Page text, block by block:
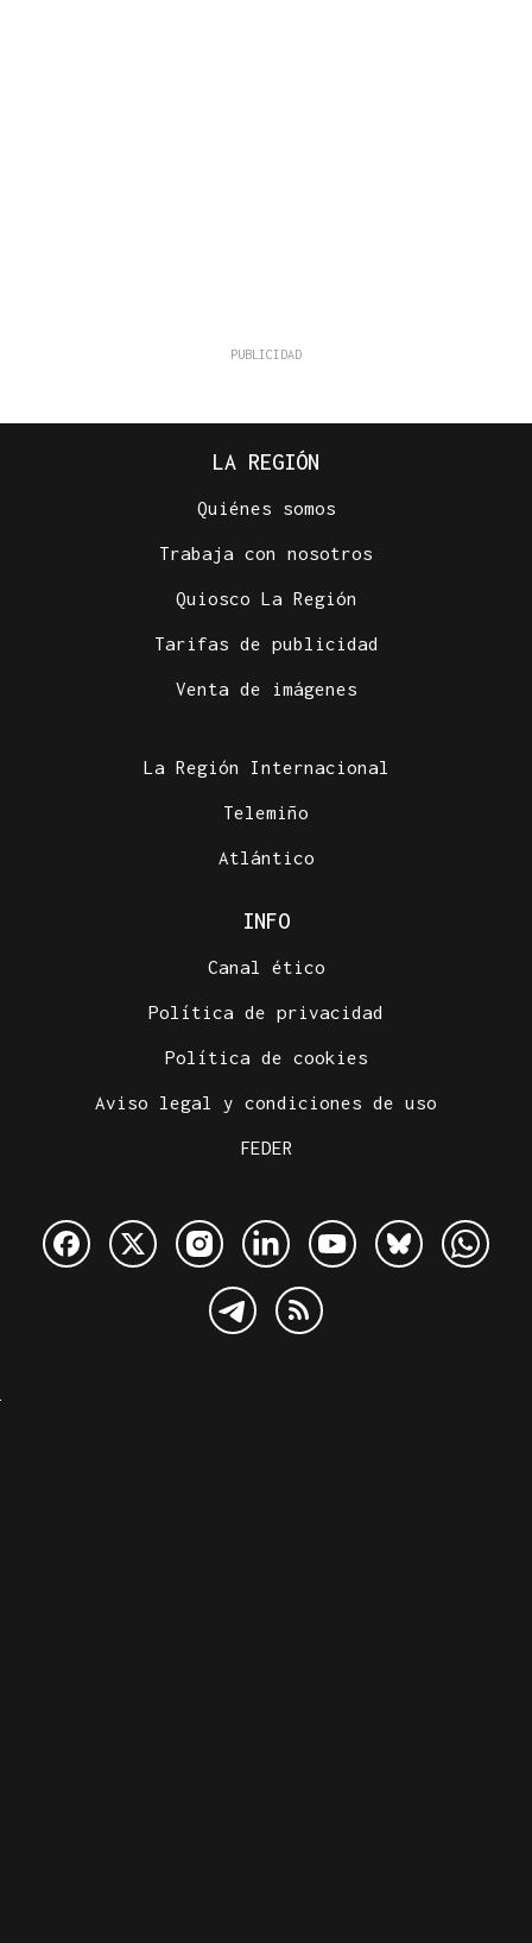
LA REGIÓN
Quiénes somos
Trabaja con nosotros
Quiosco La Región
Tarifas de publicidad
Venta de imágenes
La Región Internacional
Telemiño
Atlántico
INFO
Canal ético
Política de privacidad
Política de cookies
Aviso legal y condiciones de uso
FEDER